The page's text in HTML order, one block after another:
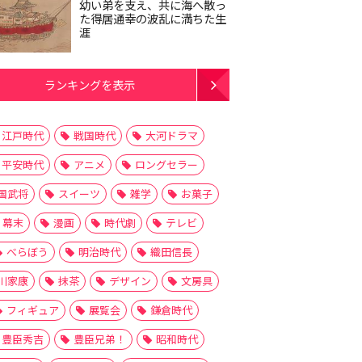
幼い弟を支え、共に海へ散っ
た得居通幸の波乱に満ちた生
涯
ランキングを表示
江戸時代 戦国時代
大河ドラマ
平安時代
アニメ
ロングセラー
武将
スイーツ 雑学
お菓子
幕末
漫画 時代劇
テレビ
べらぼう
明治時代
織田信長
家康
抹茶 デザイン
文房具
フィギュア
展覧会
鎌倉時代
豊臣秀吉
豊臣兄弟！
昭和時代